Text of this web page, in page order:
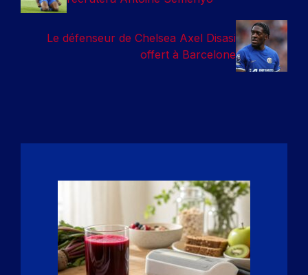
Le défenseur de Chelsea Axel Disasi
offert à Barcelone